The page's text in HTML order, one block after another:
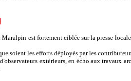
est fortement ciblée sur la presse
soient les efforts déployés par les
extérieurs, en écho aux travaux